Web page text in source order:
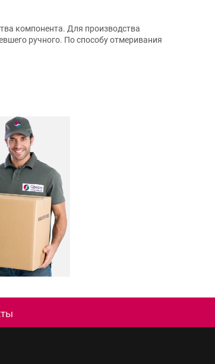
компонента. Для производства
ручного. По способу отмеривания